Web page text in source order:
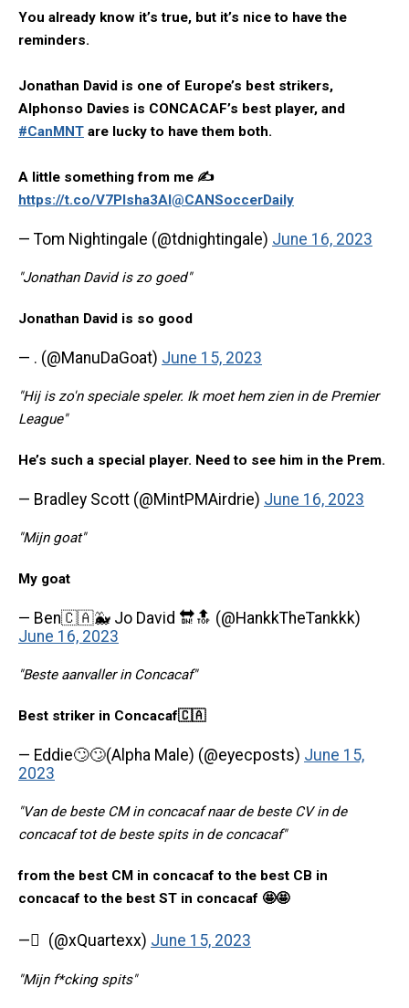
You already know it’s true, but it’s nice to have the
reminders.
Jonathan David is one of Europe’s best strikers,
Alphonso Davies is CONCACAF’s best player, and
#CanMNT are lucky to have them both.
A little something from me ✍️
https://t.co/V7PIsha3Al@CANSoccerDaily
— Tom Nightingale (@tdnightingale) June 16, 2023
"Jonathan David is zo goed"
Jonathan David is so good
— . (@ManuDaGoat) June 15, 2023
"Hij is zo'n speciale speler. Ik moet hem zien in de Premier
League"
He’s such a special player. Need to see him in the Prem.
— Bradley Scott (@MintPMAirdrie) June 16, 2023
"Mijn goat"
My goat
— Ben🇨🇦🐳 Jo David 🔛🔝 (@HankkTheTankkk)
June 16, 2023
"Beste aanvaller in Concacaf"
Best striker in Concacaf🇨🇦
— Eddie🙄🙄(Alpha Male) (@eyecposts) June 15,
2023
"Van de beste CM in concacaf naar de beste CV in de
concacaf tot de beste spits in de concacaf"
from the best CM in concacaf to the best CB in
concacaf to the best ST in concacaf 🤩🤩
— ً (@xQuartexx) June 15, 2023
"Mijn f*cking spits"